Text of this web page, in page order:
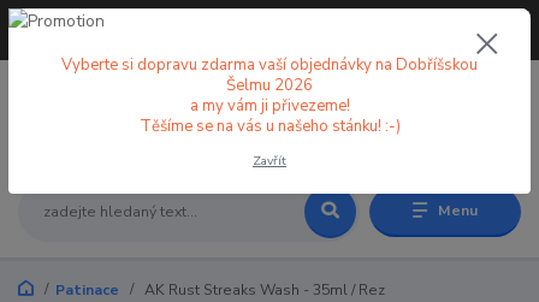
Menu
+420 773 998 582
Patinace AK Rust Streaks Wash - 35ml / Rez
Vyberte si dopravu zdarma vaší objednávky na Dobříšskou
Šelmu 2026
a my vám ji přivezeme!
Těšíme se na vás u našeho stánku! :-)
Zavřít